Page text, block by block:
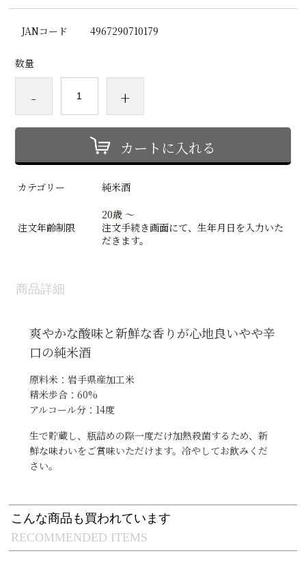
JANコード 4967290710179
数量
- +
カートに入れる
カテゴリー 純米酒
注文年齢制限
20歳 ～
注文手続き画面にて、生年月日を入力いた
だきます。
商品詳細
爽やかな酸味と新鮮な香りが心地良いやや辛
口の純米酒
原料米：岩手県産加工米
精米歩合：60%
アルコール分：14度
生で貯蔵し、瓶詰めの際一度だけ加熱殺菌するため、新
鮮な味わいをご賞味いただけます。冷やしてお飲みくだ
さい。
RECOMMENDED ITEMS
こんな商品も買われています